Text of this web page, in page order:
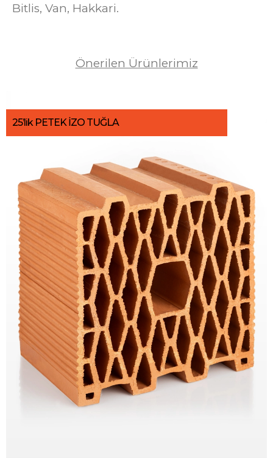
Bitlis, Van, Hakkari.
Önerilen Ürünlerimiz
25’lik PETEK İZO TUĞLA